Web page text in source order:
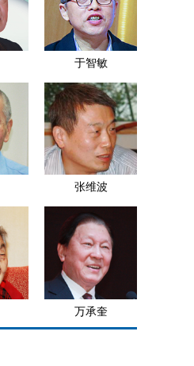
于智敏
张维波
万承奎